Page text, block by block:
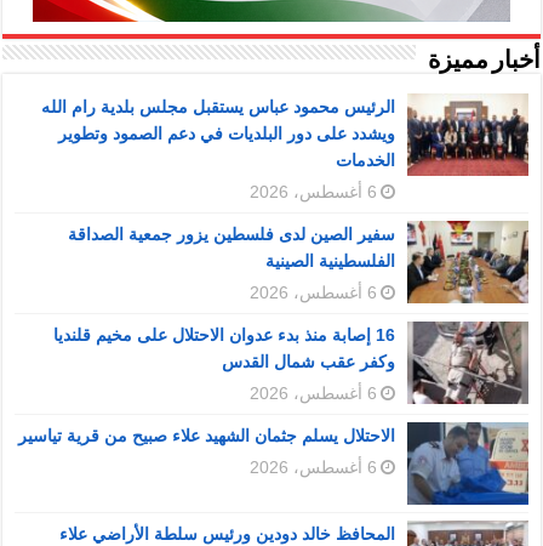
أخبار مميزة
الرئيس محمود عباس يستقبل مجلس بلدية رام الله
ويشدد على دور البلديات في دعم الصمود وتطوير
الخدمات
6 أغسطس، 2026
سفير الصين لدى فلسطين يزور جمعية الصداقة
الفلسطينية الصينية
6 أغسطس، 2026
16 إصابة منذ بدء عدوان الاحتلال على مخيم قلنديا
وكفر عقب شمال القدس
6 أغسطس، 2026
الاحتلال يسلم جثمان الشهيد علاء صبيح من قرية تياسير
6 أغسطس، 2026
المحافظ خالد دودين ورئيس سلطة الأراضي علاء